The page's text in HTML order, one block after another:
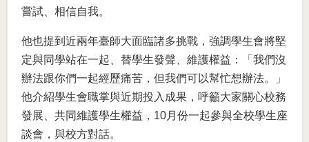
嘗試、相信自我。
他也提到近兩年臺師大面臨諸多挑戰，強調學生會將堅
定與同學站在一起、替學生發聲、維護權益：「我們沒
辦法跟你們一起經歷痛苦，但我們可以幫忙想辦法。」
他介紹學生會職掌與近期投入成果，呼籲大家關心校務
發展、共同維護學生權益，10月份一起參與全校學生座
談會，與校方對話。